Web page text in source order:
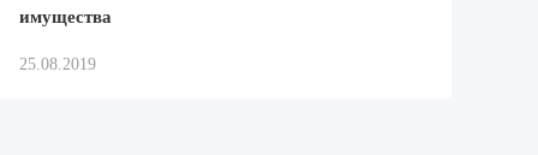
имущества
25.08.2019